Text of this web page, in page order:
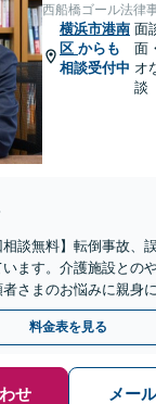
西船橋ゴール法律
横浜市港南
区 からも
相談受付中
面
面
オ
談
相談無料】転倒事故、
ます。介護施設との
さまのお悩みに親身
たします。
料金表を見る
せ メー